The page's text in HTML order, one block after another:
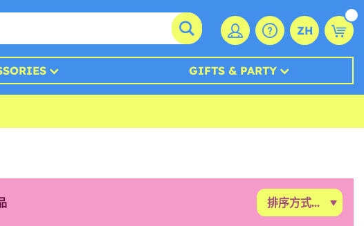
ZH
GIFTS & PARTY